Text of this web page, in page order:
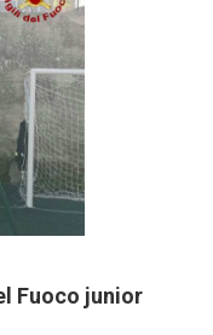
Fuoco junior